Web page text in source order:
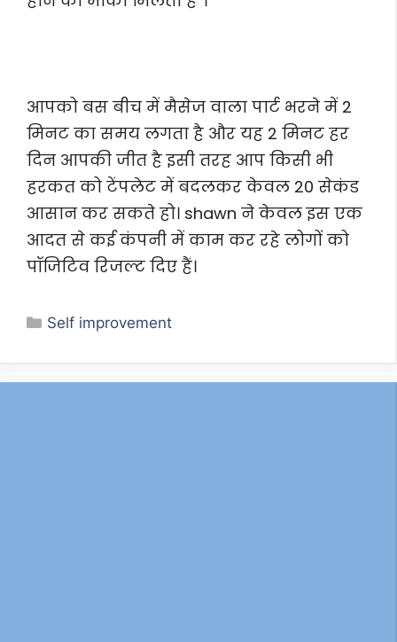
आपको बस बीच में मैसेज वाला पार्ट भरने में 2
मिनट का समय लगता है और यह 2 मिनट हर
दिन आपकी जीत है इसी तरह आप किसी भी
हरकत को टेंपलेट में बदलकर केवल 20 सेकंड
आसान कर सकते हो। shawn ने केवल इस एक
आदत से कई कंपनी में काम कर रहे लोगों को
पॉजिटिव रिजल्ट दिए हैं।
Categories
Self improvement